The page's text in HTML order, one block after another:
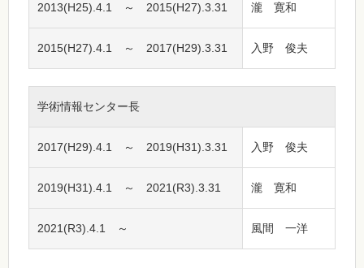
2013(H25).4.1 ～ 2015(H27).3.31 瀧 寛和
2015(H27).4.1 ～ 2017(H29).3.31 入野 俊夫
学術情報センター長
2017(H29).4.1 ～ 2019(H31).3.31 入野 俊夫
2019(H31).4.1 ～ 2021(R3).3.31 瀧 寛和
2021(R3).4.1 ～ 風間 一洋